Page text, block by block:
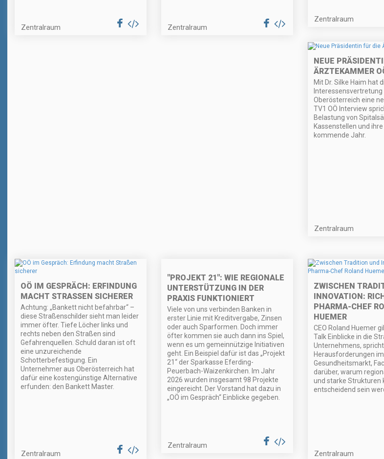
Zentralraum Zentralraum
Zentralraum
NEUE
ÄRZTEKAMMER
Mit Dr. Silke Haim hat
Interessensvertretung
Oberösterreich eine
TV1 OÖ Interview
Belastung von
Kassenstellen und
kommende Jahr.
Zentralraum
OÖ IM GESPRÄCH: ERFINDUNG
MACHT STRASSEN SICHERER
Achtung: „Bankett nicht befahrbar“ –
diese Straßenschilder sieht man leider
immer öfter. Tiefe Löcher links und
rechts neben den Straßen sind
Gefahrenquellen. Schuld daran ist oft
eine unzureichende
Schotterbefestigung. Ein
Unternehmer aus Oberösterreich hat
dafür eine kostengünstige Alternative
erfunden: den Bankett Master.
Zentralraum
"PROJEKT 21": WIE REGIONALE
UNTERSTÜTZUNG IN DER
PRAXIS FUNKTIONIERT
Viele von uns verbinden Banken in
erster Linie mit Kreditvergabe, Zinsen
oder auch Sparformen. Doch immer
öfter kommen sie auch dann ins Spiel,
wenn es um gemeinnützige Initiativen
geht. Ein Beispiel dafür ist das „Projekt
21“ der Sparkasse Eferding-
Peuerbach-Waizenkirchen. Im Jahr
2026 wurden insgesamt 98 Projekte
eingereicht. Der Vorstand hat dazu in
„OÖ im Gespräch“ Einblicke gegeben.
Zentralraum
ZWISCHEN
INNOVATION:
PHARMA-CHEF
HUEMER
CEO Roland Huemer
Talk Einblicke in die
Unternehmens,
Herausforderungen im
Gesundheitsmarkt,
darüber, warum
und starke Strukturen
entscheidend sein
Zentralraum